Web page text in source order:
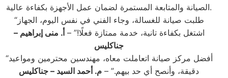
الصيانة والمتابعة المستمرة لضمان عمل الأجهزة بكفاءة عالية.
“طلبت صيانة للغسالة، وجاء الفني في نفس اليوم، الجهاز
اشتغل بكفاءة تانية، خدمة ممتازة فعلًا!” – أ. منى إبراهيم –
جناكليس
“أفضل مركز صيانة اتعاملت معاه، مهندسين محترمين ومواعيد
دقيقة، وأنصح أي حد بيهم.” – م. أحمد السيد – جناكليس